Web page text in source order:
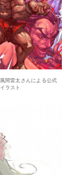
間雷太さんによる公式
イラスト